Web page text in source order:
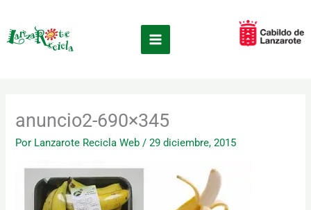
contenido
anuncio2-690×345
Por Lanzarote Recicla Web /29 diciembre, 2015